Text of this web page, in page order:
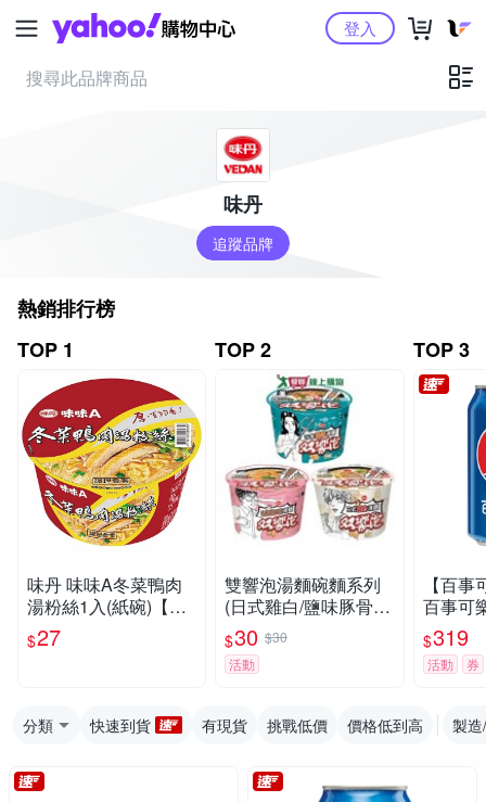
Yahoo購物中心登入
味丹
追蹤品牌
熱銷排行榜
TOP 1
味丹 味味A冬菜鴨肉
湯粉絲1入(紙碗)【小
三美日】 DS016534
$27
TOP 2
雙響泡湯麵碗麵系列
(日式雞白/鹽味豚骨/
沙茶鍋燒)(107-115G/
碗)【愛買】
$30 $30
活動
TOP 3
【百
百事可
(1箱)
$319
活動 券
分類 快速到貨 有現貨 挑戰低價 價格低到高 製